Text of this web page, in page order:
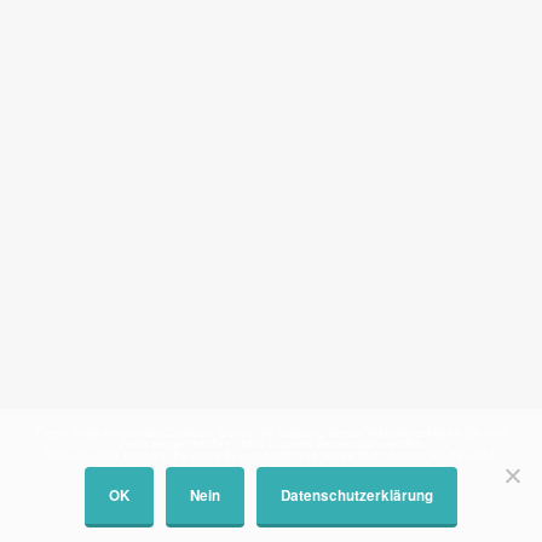
OK Nein Datenschutzerklärung